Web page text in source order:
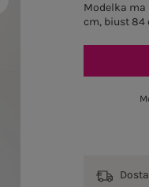
Modelka ma
cm, biust 84